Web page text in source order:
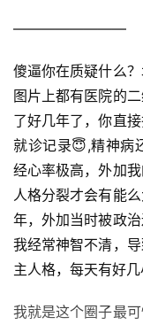
————————
傻逼你在质疑什么
图片上都有医院的
了好几年了，你直
就诊记录😇,精神病
经心率极高，外加
人格分裂才会有能
年，外加当时被政
我经常神智不清，
主人格，每天有好几
我就是这个圈子最